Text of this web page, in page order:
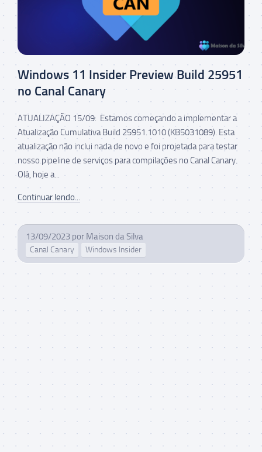
Windows 11 Insider Preview Build 25951
no Canal Canary
ATUALIZAÇÃO 15/09: Estamos começando a implementar a
Atualização Cumulativa Build 25951.1010 (KB5031089). Esta
atualização não inclui nada de novo e foi projetada para testar
nosso pipeline de serviços para compilações no Canal Canary.
Olá, hoje a...
Continuar lendo...
13/09/2023 por Maison da Silva
Canal Canary Windows Insider